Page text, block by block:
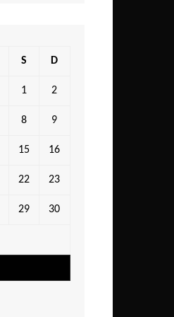
S D
1 2
8 9
15 16
22 23
29 30